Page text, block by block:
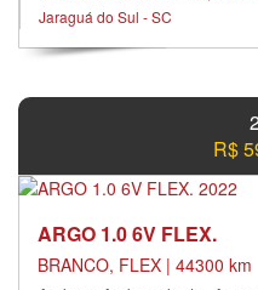
Jaraguá do Sul - SC
R$
ARGO 1.0 6V FLEX.
BRANCO, FLEX | 44300 km